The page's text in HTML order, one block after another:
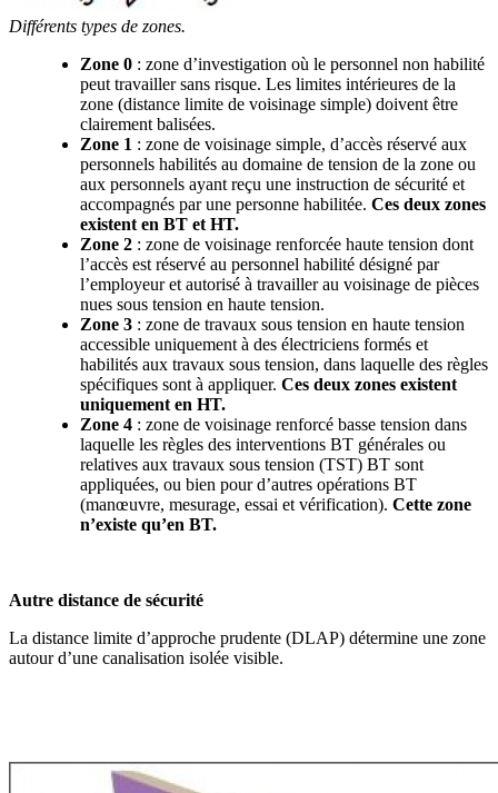
Différents types de zones.
Zone 0 : zone d’investigation où le personnel non habilité
peut travailler sans risque. Les limites intérieures de la
zone (distance limite de voisinage simple) doivent être
clairement balisées.
Zone 1 : zone de voisinage simple, d’accès réservé aux
personnels habilités au domaine de tension de la zone ou
aux personnels ayant reçu une instruction de sécurité et
accompagnés par une personne habilitée. Ces deux zones
existent en BT et HT.
Zone 2 : zone de voisinage renforcée haute tension dont
l’accès est réservé au personnel habilité désigné par
l’employeur et autorisé à travailler au voisinage de pièces
nues sous tension en haute tension.
Zone 3 : zone de travaux sous tension en haute tension
accessible uniquement à des électriciens formés et
habilités aux travaux sous tension, dans laquelle des règles
spécifiques sont à appliquer. Ces deux zones existent
uniquement en HT.
Zone 4 : zone de voisinage renforcé basse tension dans
laquelle les règles des interventions BT générales ou
relatives aux travaux sous tension (TST) BT sont
appliquées, ou bien pour d’autres opérations BT
(manœuvre, mesurage, essai et vérification). Cette zone
n’existe qu’en BT.
Autre distance de sécurité
La distance limite d’approche prudente (DLAP) détermine une zone
autour d’une canalisation isolée visible.